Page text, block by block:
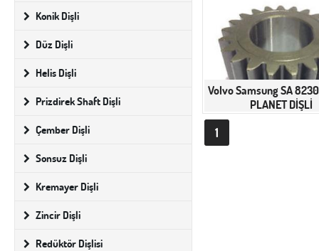
Konik Dişli
Düz Dişli
Helis Dişli
Prizdirek Shaft Dişli
Çember Dişli
Sonsuz Dişli
Kremayer Dişli
Zincir Dişli
Redüktör Dişlisi
Volvo Samsung SA
PLANET DİŞLİ
1